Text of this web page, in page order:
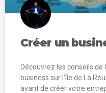
Créer un
Découvrez les conseils
business sur l’Île de La
avant de créer votre